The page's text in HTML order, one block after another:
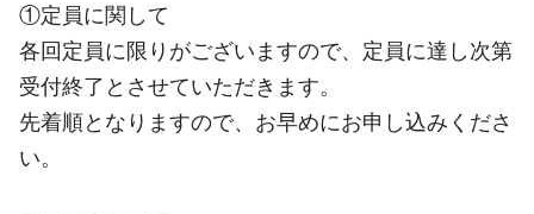
①定員に関して
各回定員に限りがございますので、定員に達し次第
受付終了とさせていただきます。
先着順となりますので、お早めにお申し込みくださ
い。